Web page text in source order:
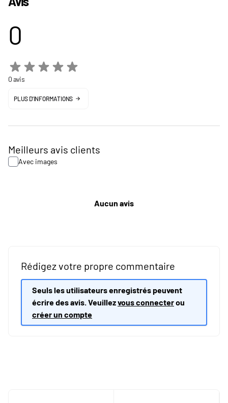
0
0 avis
PLUS D'INFORMATIONS
Meilleurs avis clients
Avec images
Aucun avis
Rédigez votre propre commentaire
Seuls les utilisateurs enregistrés peuvent
écrire des avis. Veuillezvous connecterou
créer un compte